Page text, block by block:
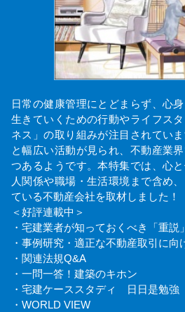
日常の健康管理にとどまらず、心
生きていくための行動やライフス
ネス」の取り組みが注目されてい
と幅広い活動が見られ、不動産業
つあるようです。本特集では、心
人関係や職場・生活環境まで含め
ている不動産会社を取材しました！
＜好評連載中＞
・宅建業者が知っておくべき「重説
・事例研究・適正な不動産取引に向
・関連法規Q&A
・一問一答！建築のキホン
・宅建ケーススタディ 日日是勉強
・WORLD VIEW